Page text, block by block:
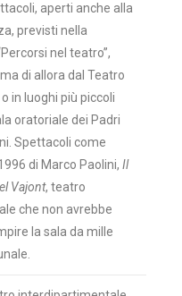
aperti anche alla
previsti nella
nel teatro”,
di allora dal Teatro
in luoghi più piccoli
oratoriale dei Padri
Spettacoli come
di Marco Paolini, Il
Vajont, teatro
che non avrebbe
la sala da mille